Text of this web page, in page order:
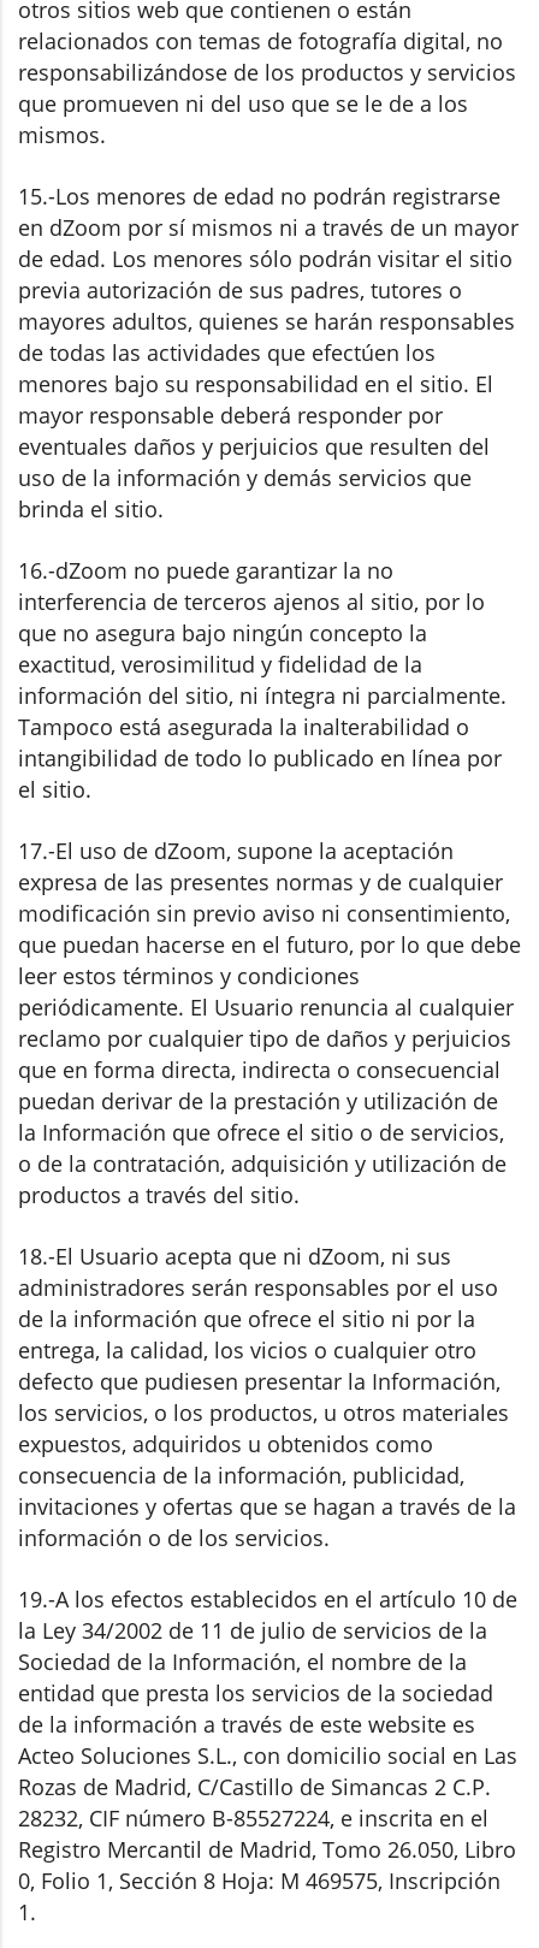
otros sitios web que contienen o están
relacionados con temas de fotografía digital, no
responsabilizándose de los productos y servicios
que promueven ni del uso que se le de a los
mismos.
15.-Los menores de edad no podrán registrarse
en dZoom por sí mismos ni a través de un mayor
de edad. Los menores sólo podrán visitar el sitio
previa autorización de sus padres, tutores o
mayores adultos, quienes se harán responsables
de todas las actividades que efectúen los
menores bajo su responsabilidad en el sitio. El
mayor responsable deberá responder por
eventuales daños y perjuicios que resulten del
uso de la información y demás servicios que
brinda el sitio.
16.-dZoom no puede garantizar la no
interferencia de terceros ajenos al sitio, por lo
que no asegura bajo ningún concepto la
exactitud, verosimilitud y fidelidad de la
información del sitio, ni íntegra ni parcialmente.
Tampoco está asegurada la inalterabilidad o
intangibilidad de todo lo publicado en línea por
el sitio.
17.-El uso de dZoom, supone la aceptación
expresa de las presentes normas y de cualquier
modificación sin previo aviso ni consentimiento,
que puedan hacerse en el futuro, por lo que debe
leer estos términos y condiciones
periódicamente. El Usuario renuncia al cualquier
reclamo por cualquier tipo de daños y perjuicios
que en forma directa, indirecta o consecuencial
puedan derivar de la prestación y utilización de
la Información que ofrece el sitio o de servicios,
o de la contratación, adquisición y utilización de
productos a través del sitio.
18.-El Usuario acepta que ni dZoom, ni sus
administradores serán responsables por el uso
de la información que ofrece el sitio ni por la
entrega, la calidad, los vicios o cualquier otro
defecto que pudiesen presentar la Información,
los servicios, o los productos, u otros materiales
expuestos, adquiridos u obtenidos como
consecuencia de la información, publicidad,
invitaciones y ofertas que se hagan a través de la
información o de los servicios.
19.-A los efectos establecidos en el artículo 10 de
la Ley 34/2002 de 11 de julio de servicios de la
Sociedad de la Información, el nombre de la
entidad que presta los servicios de la sociedad
de la información a través de este website es
Acteo Soluciones S.L., con domicilio social en Las
Rozas de Madrid, C/Castillo de Simancas 2 C.P.
28232, CIF número B-85527224, e inscrita en el
Registro Mercantil de Madrid, Tomo 26.050, Libro
0, Folio 1, Sección 8 Hoja: M 469575, Inscripción
1.